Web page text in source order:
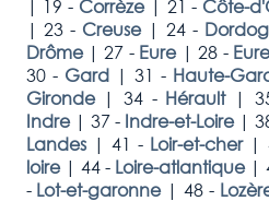
| 19 - Corrèze | 21 - Côte-
|23 - Creuse |24 -
Drôme |27 - Eure |28 -
30 - Gard | 31 - Haute-
Gironde | 34 - Hérault |
Indre | 37 - Indre-et-Loire |
Landes | 41 - Loir-et-cher |
loire | 44 - Loire-atlantique |
- Lot-et-garonne | 48 -